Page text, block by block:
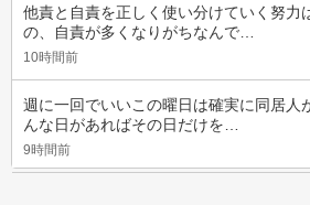
他責と自責を正しく使い分けていく努力
の、自責が多くなりがちなんで…
10時間前
週に一回でいいこの曜日は確実に同居人
んな日があればその日だけを…
9時間前